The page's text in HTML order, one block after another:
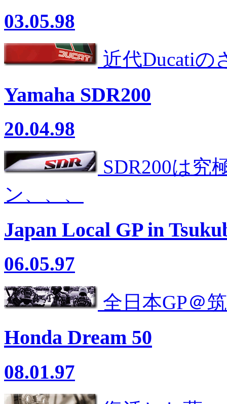
03.05.98
近代Ducatiの
Yamaha SDR200
20.04.98
SDR200は究
ン、、、
Japan Local GP in
06.05.97
全日本GP＠
Honda Dream 50
08.01.97